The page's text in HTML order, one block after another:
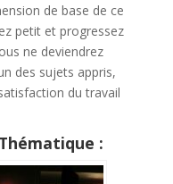
de base de ce
petit et progressez
ne deviendrez
des sujets appris,
du travail
: